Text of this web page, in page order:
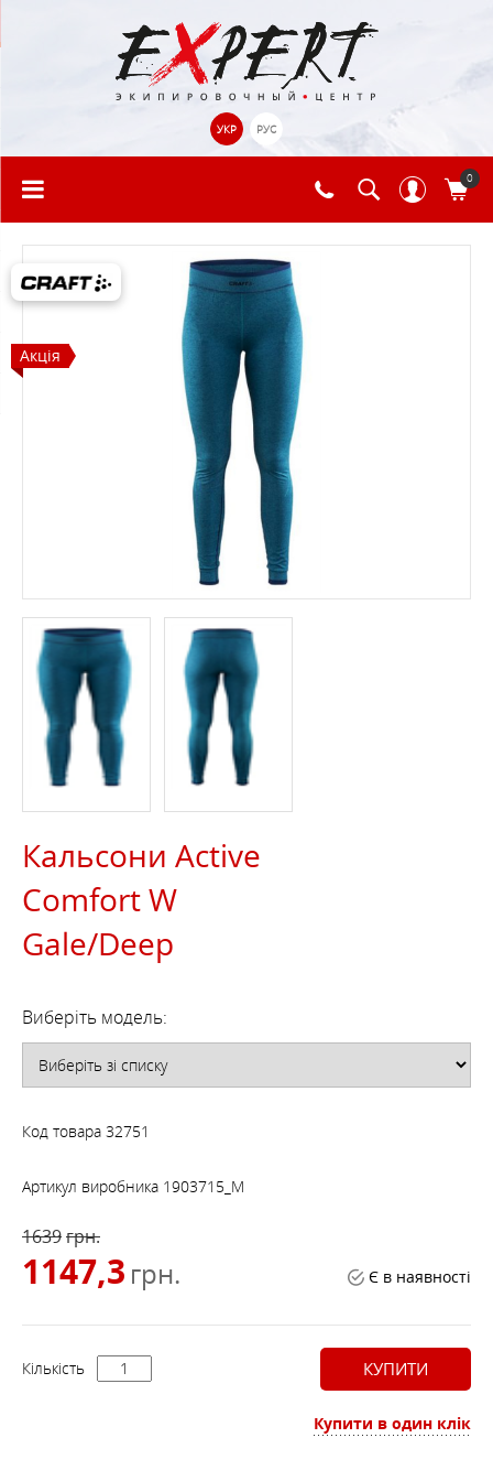
УКР РУС
0
Акція
Кальсони Active
Comfort W
Gale/Deep
Виберіть модель:
Код товара 32751
Артикул виробника 1903715_M
1639грн.
1147,3 грн. Є в наявності
Кількість КУПИТИ
Купити в один клік